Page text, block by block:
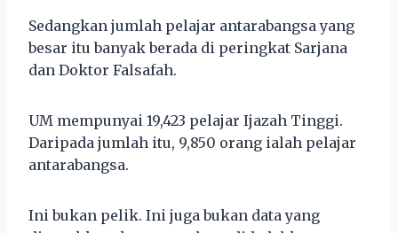
Sedangkan jumlah pelajar antarabangsa yang
besar itu banyak berada di peringkat Sarjana
dan Doktor Falsafah.
UM mempunyai 19,423 pelajar Ijazah Tinggi.
Daripada jumlah itu, 9,850 orang ialah pelajar
antarabangsa.
Ini bukan pelik. Ini juga bukan data yang